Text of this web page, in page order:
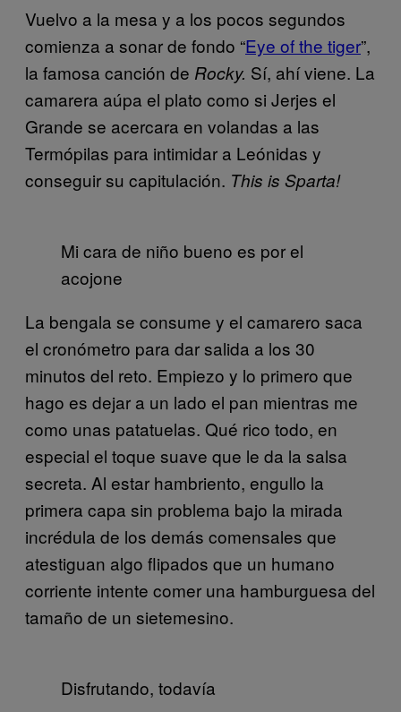
Vuelvo a la mesa y a los pocos segundos
comienza a sonar de fondo “Eye of the tiger”,
la famosa canción de Rocky. Sí, ahí viene. La
camarera aúpa el plato como si Jerjes el
Grande se acercara en volandas a las
Termópilas para intimidar a Leónidas y
conseguir su capitulación. This is Sparta!
Mi cara de niño bueno es por el
acojone
La bengala se consume y el camarero saca
el cronómetro para dar salida a los 30
minutos del reto. Empiezo y lo primero que
hago es dejar a un lado el pan mientras me
como unas patatuelas. Qué rico todo, en
especial el toque suave que le da la salsa
secreta. Al estar hambriento, engullo la
primera capa sin problema bajo la mirada
incrédula de los demás comensales que
atestiguan algo flipados que un humano
corriente intente comer una hamburguesa del
tamaño de un sietemesino.
Disfrutando, todavía